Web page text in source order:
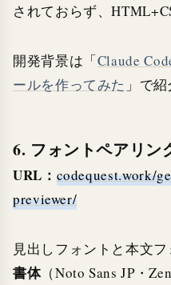
されておらず、
開発背景は「Claude
ールを作ってみた 」で
6. フォントペアリン
URL： codequest.work/
previewer/
見出しフォントと本文
書体（Noto Sans JP・